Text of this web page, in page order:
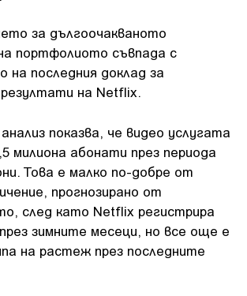
за дългоочакваното
портфолиото съвпада с
на последния доклад за
на Netflix.
показва, че видео услугата
милиона абонати през периода
Това е малко по-добре от
прогнозирано от
след като Netflix регистрира
зимните месеци, но все още е
на растеж през последните